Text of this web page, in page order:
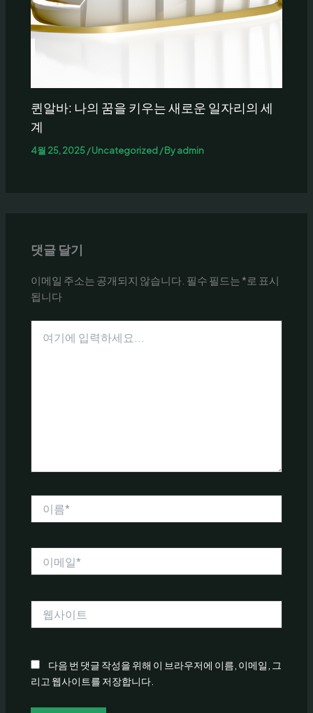
퀸알바: 나의 꿈을 키우는 새로운 일자리의 세
계
4월 25, 2025/Uncategorized/ Byadmin
댓글 달기
이메일 주소는 공개되지 않습니다. 필수 필드는 *로 표시
됩니다
다음 번 댓글 작성을 위해 이 브라우저에 이름, 이메일, 그
리고 웹사이트를 저장합니다.